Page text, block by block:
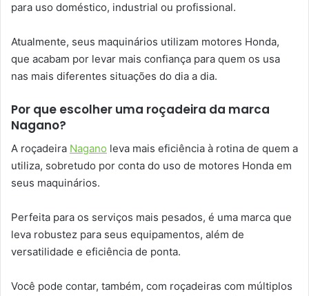
para uso doméstico, industrial ou profissional.
Atualmente, seus maquinários utilizam motores Honda,
que acabam por levar mais confiança para quem os usa
nas mais diferentes situações do dia a dia.
Por que escolher uma roçadeira da marca
Nagano?
A roçadeira Nagano leva mais eficiência à rotina de quem a
utiliza, sobretudo por conta do uso de motores Honda em
seus maquinários.
Perfeita para os serviços mais pesados, é uma marca que
leva robustez para seus equipamentos, além de
versatilidade e eficiência de ponta.
Você pode contar, também, com roçadeiras com múltiplos